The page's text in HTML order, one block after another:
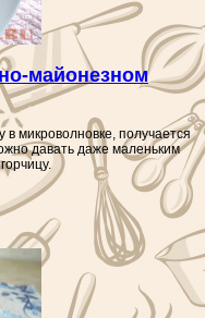
майонезном
микроволновке, получается
давать даже маленьким